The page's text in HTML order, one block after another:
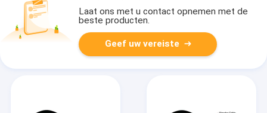
Laat ons met u contact opnemen met de
beste producten.
Geef uw vereiste